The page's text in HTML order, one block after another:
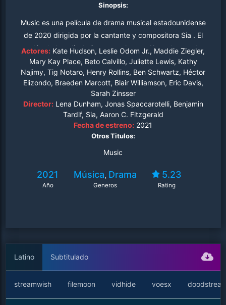
Sinopsis:
Music es una película de drama musical estadounidense
de 2020 dirigida por la cantante y compositora Sia . El
guión de la película fue coescrito por Sia y el autor de
libros para niños Dallas Clayton y las estrellas Kate
Hudson , Maddie Ziegler y Leslie Odom Jr. .
Actores: Kate Hudson, Leslie Odom Jr., Maddie Ziegler,
Mary Kay Place, Beto Calvillo, Juliette Lewis, Kathy
Najimy, Tig Notaro, Henry Rollins, Ben Schwartz, Héctor
Elizondo, Braeden Marcott, Blair Williamson, Eric Davis,
Sarah Zinsser
Director: Lena Dunham, Jonas Spaccarotelli, Benjamin
Tardif, Sia, Aaron C. Fitzgerald
Fecha de estreno: 2021
Otros Titulos:
Music
2021
Año
Música, Drama
Generos
5.23
Rating
Latino Subtitulado
streamwish filemoon vidhide voesx